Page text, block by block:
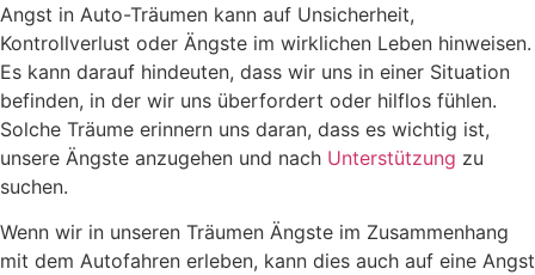
Angst in Auto-Träumen kann auf Unsicherheit,
Kontrollverlust oder Ängste im wirklichen Leben hinweisen.
Es kann darauf hindeuten, dass wir uns in einer Situation
befinden, in der wir uns überfordert oder hilflos fühlen.
Solche Träume erinnern uns daran, dass es wichtig ist,
unsere Ängste anzugehen und nach Unterstützung zu
suchen.
Wenn wir in unseren Träumen Ängste im Zusammenhang
mit dem Autofahren erleben, kann dies auch auf eine Angst